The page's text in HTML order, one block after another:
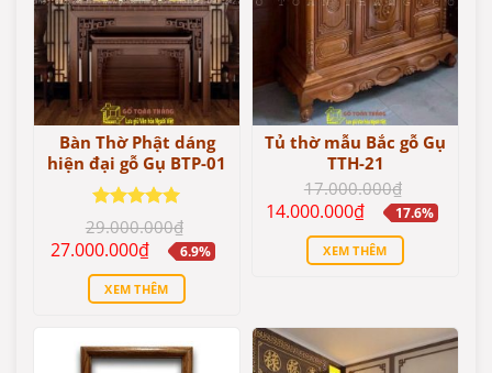
Bàn Thờ Phật dáng
hiện đại gỗ Gụ BTP-01
Được xếp
hạng55
sao
29.000.000₫
Giá
gốc
29.000.000₫.
27.000.000₫Giá
hiện
tại
là:
6.9%
XEM THÊM
Tủ thờ mẫu Bắc gỗ Gụ
TTH-21
17.000.000₫
Giá
gốc
17.000.000₫.
14.000.000₫Giá
hiện
tại
là:
17.6%
XEM THÊM